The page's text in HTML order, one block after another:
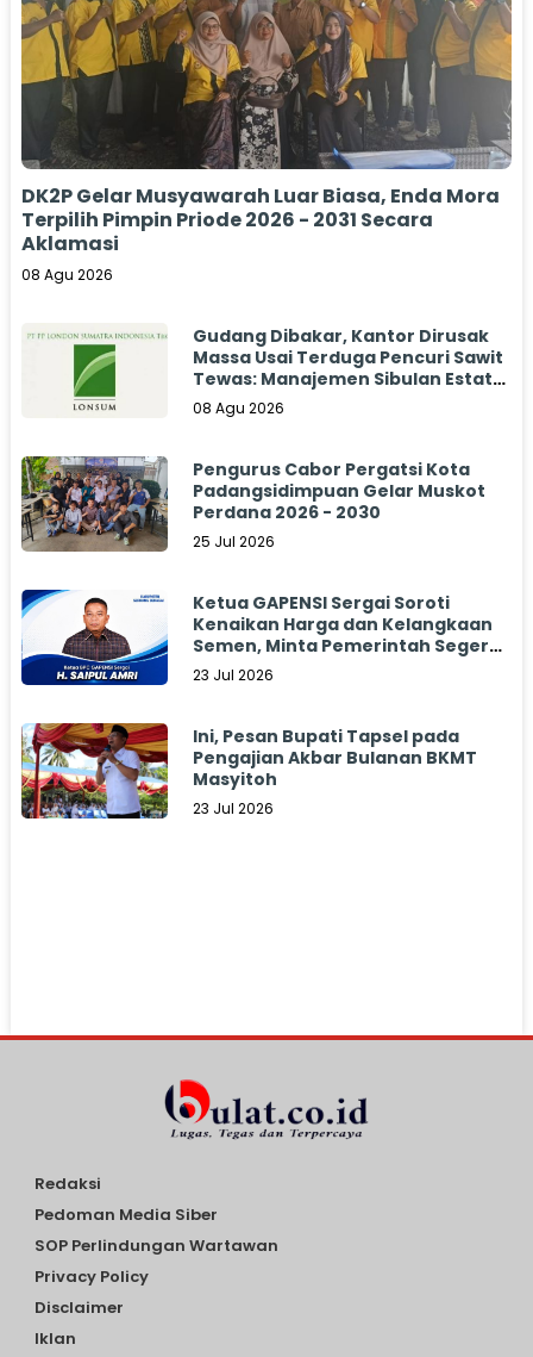
DK2P Gelar Musyawarah Luar Biasa, Enda Mora
Terpilih Pimpin Priode 2026 - 2031 Secara
Aklamasi
08 Agu 2026
Gudang Dibakar, Kantor Dirusak
Massa Usai Terduga Pencuri Sawit
Tewas: Manajemen Sibulan Estate
Bungkam
08 Agu 2026
Pengurus Cabor Pergatsi Kota
Padangsidimpuan Gelar Muskot
Perdana 2026 - 2030
25 Jul 2026
Ketua GAPENSI Sergai Soroti
Kenaikan Harga dan Kelangkaan
Semen, Minta Pemerintah Segera
Bertindak
23 Jul 2026
Ini, Pesan Bupati Tapsel pada
Pengajian Akbar Bulanan BKMT
Masyitoh
23 Jul 2026
Redaksi
Pedoman Media Siber
SOP Perlindungan Wartawan
Privacy Policy
Disclaimer
Iklan